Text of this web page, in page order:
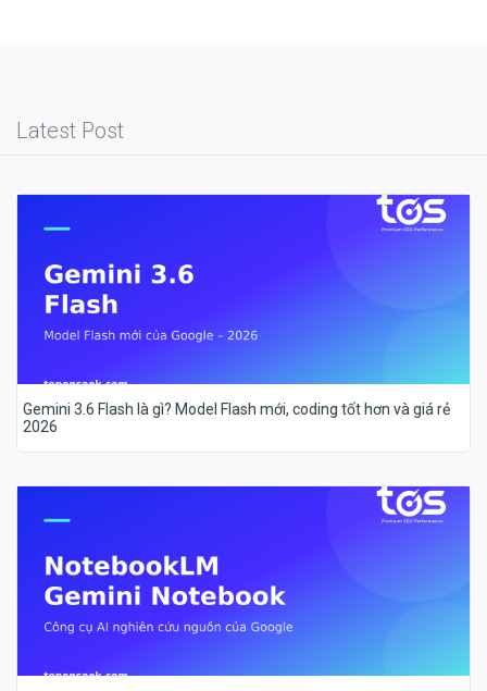
Latest Post
Gemini 3.6 Flash là gì? Model Flash mới, coding tốt hơn và giá rẻ
2026